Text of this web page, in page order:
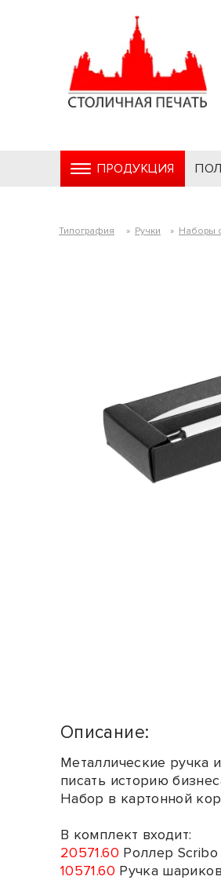
ПРОДУКЦИЯ
Типография » Ручки » Наборы
Описание:
Металлические ручка
писать историю
Набор в картонной
В комплект входит:
20571.60 Роллер
10571.60 Ручка